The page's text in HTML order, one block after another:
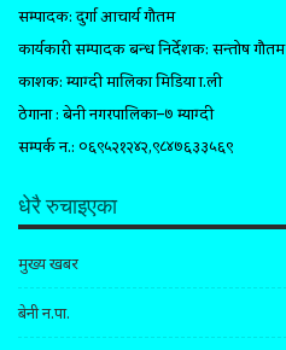
सम्पादक: दुर्गा आचार्य गौतम
कार्यकारी सम्पादक प्रबन्ध निर्देशक: सन्तोष गौतम
प्रकाशक: म्याग्दी मालिका मिडिया प्रा.ली
ठेगाना : बेनी नगरपालिका–७ म्याग्दी
सम्पर्क न.: ०६९५२१२४२,९८४७६३३५६९
धेरै रुचाइएका
मुख्य खबर
बेनी न.पा.